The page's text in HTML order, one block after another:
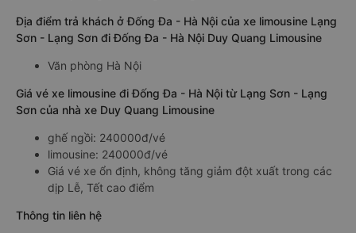
Địa điểm trả khách ở Đống Đa - Hà Nội của xe limousine Lạng
Sơn - Lạng Sơn đi Đống Đa - Hà Nội Duy Quang Limousine
Văn phòng Hà Nội
Giá vé xe limousine đi Đống Đa - Hà Nội từ Lạng Sơn - Lạng
Sơn của nhà xe Duy Quang Limousine
ghế ngồi: 240000đ/vé
limousine: 240000đ/vé
Giá vé xe ổn định, không tăng giảm đột xuất trong các
dịp Lễ, Tết cao điểm
Thông tin liên hệ